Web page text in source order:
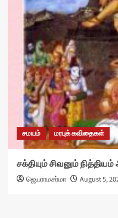
சமயம் மரபுக் கவிதைகள்
சக்தியும் சிவனும்
ஜெயராமசர்மா August 5,